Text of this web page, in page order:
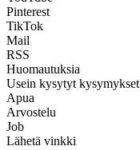
Pinterest
TikTok
Mail
RSS
Huomautuksia
Usein kysytyt kysymykset
Apua
Arvostelu
Job
Lähetä vinkki